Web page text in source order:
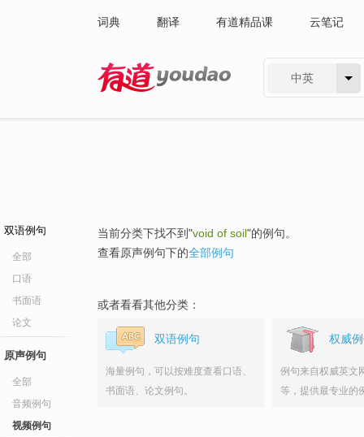
词典 翻译 有道精品课 云笔记
中英
双语例句
全部
口语
书面语
论文
原声例句
全部
音频例句
视频例句
当前分类下找不到"void of soil"的例句。
查看原声例句下的全部例句
或者看看其他分类：
双语例句
海量例句，可以按难度查看口语、
书面语、论文例句。
权威
例句来自权威英文
等，提供最专业的